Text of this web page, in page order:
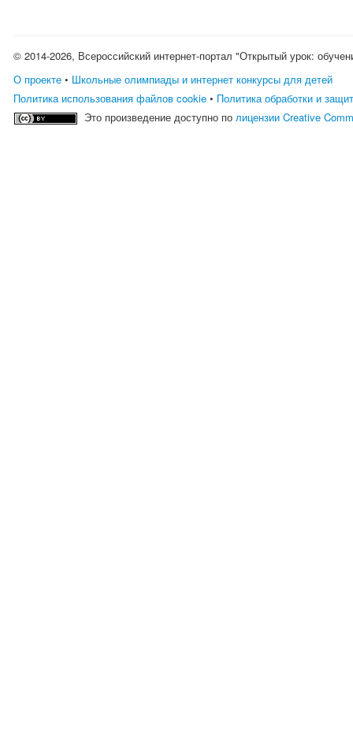
© 2014-2026, Всероссийский интернет-портал "Открытый урок:
О проекте • Школьные олимпиады и интернет конкурсы для детей
Политика использования файлов cookie • Политика обработки и
Это произведение доступно полицензии Creative